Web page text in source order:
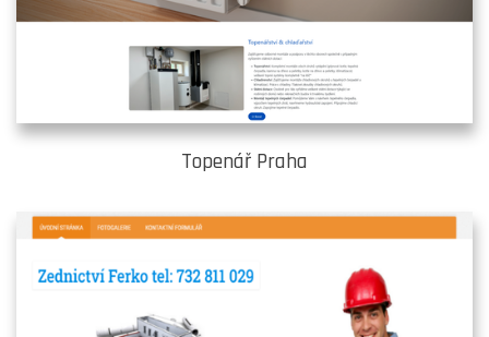
Topenář Praha